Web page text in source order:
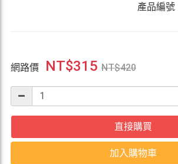
產品編號
網路價 NT$315 NT$420
直接購買
加入購物車